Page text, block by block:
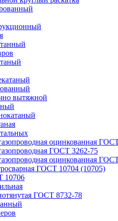
вытяжной
оцинкованная
ГОСТ 3262-75
оцинкованная
ГОСТ 10704 (10705)
10706
ГОСТ 8732-78